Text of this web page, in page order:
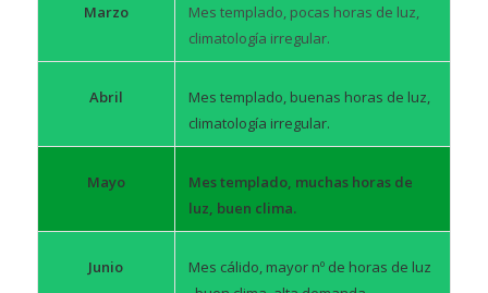
Marzo
Mes templado, pocas horas de luz,
climatología irregular.
Abril
Mes templado, buenas horas de luz,
climatología irregular.
Mayo
Mes templado, muchas horas de
luz, buen clima.
Junio
Mes cálido, mayor nº de horas de luz